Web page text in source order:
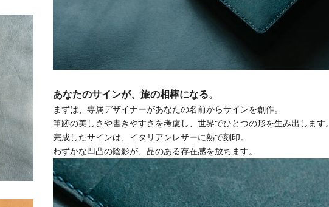
あなたのサインが、旅の相棒になる。
まずは、専属デザイナーがあなたの名前からサインを創作。
筆跡の美しさや書きやすさを考慮し、世界でひとつの形を生み出します。
完成したサインは、イタリアンレザーに熱で刻印。
わずかな凹凸の陰影が、品のある存在感を放ちます。